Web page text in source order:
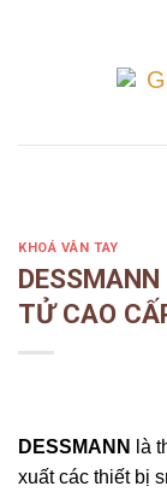
KHOÁ VÂN TAY
TỬ CAO
DESSMANN
là
xuất các thiết bị